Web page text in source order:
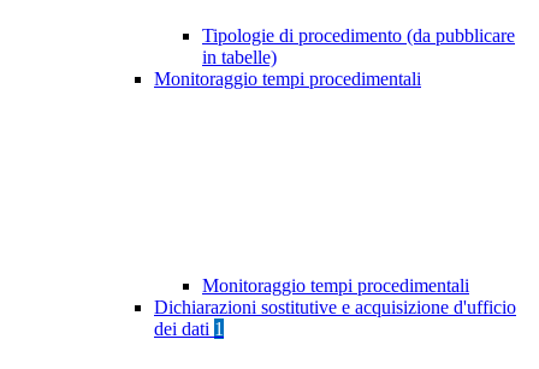
Tipologie di procedimento (da pubblicare
in tabelle)
Monitoraggio tempi procedimentali
Monitoraggio tempi procedimentali
Dichiarazioni sostitutive e acquisizione d'ufficio
dei dati 1